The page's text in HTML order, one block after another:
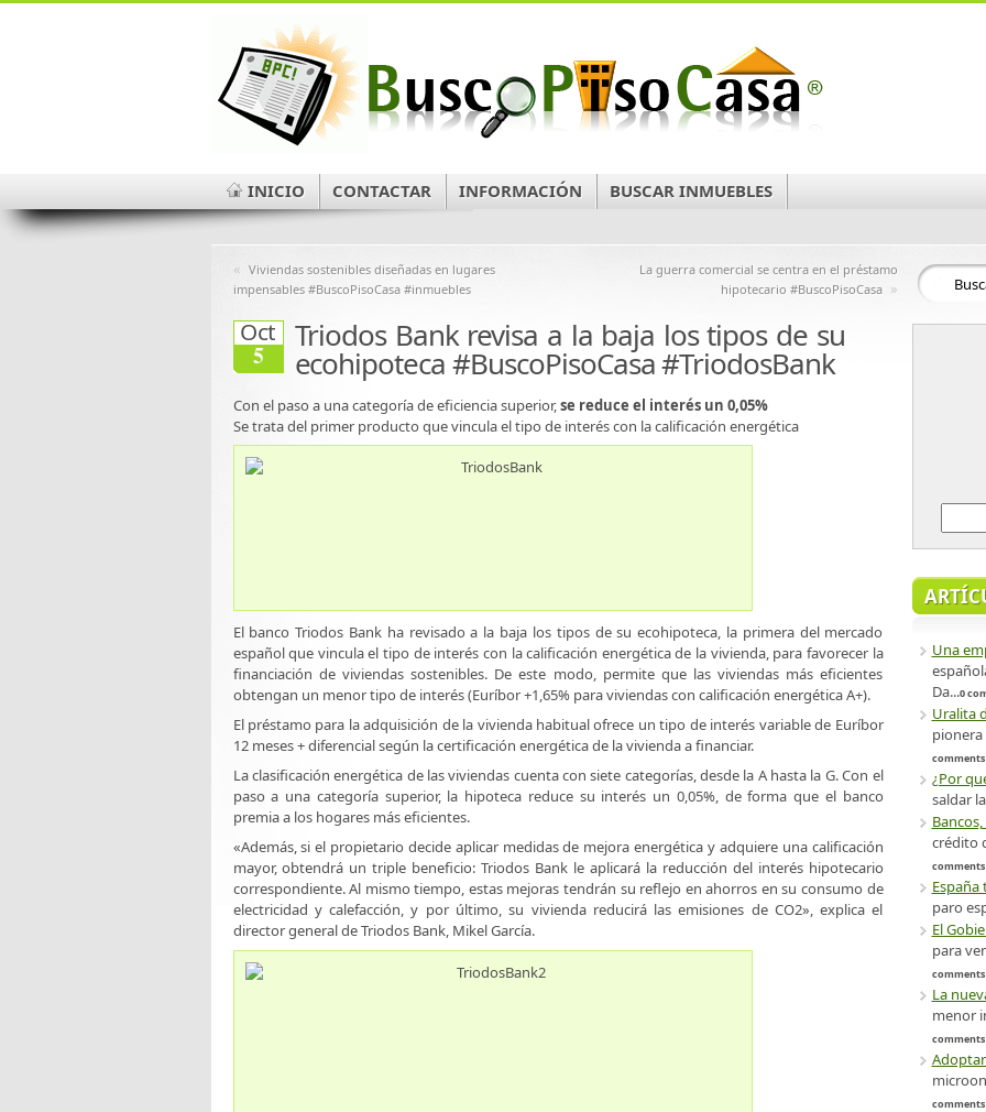
INICIO CONTACTAR INFORMACIÓN BUSCAR INMUEBLES
« Viviendas sostenibles diseñadas en lugares
impensables #BuscoPisoCasa #inmuebles
La guerra comercial se centra en el préstamo
hipotecario #BuscoPisoCasa »
Oct
5
Triodos Bank revisa a la baja los tipos de su
ecohipoteca #BuscoPisoCasa #TriodosBank
Con el paso a una categoría de eficiencia superior, se reduce el interés un 0,05%
Se trata del primer producto que vincula el tipo de interés con la calificación energética
El banco Triodos Bank ha revisado a la baja los tipos de su ecohipoteca, la primera del mercado
español que vincula el tipo de interés con la calificación energética de la vivienda, para favorecer la
financiación de viviendas sostenibles. De este modo, permite que las viviendas más eficientes
obtengan un menor tipo de interés (Euríbor +1,65% para viviendas con calificación energética A+).
El préstamo para la adquisición de la vivienda habitual ofrece un tipo de interés variable de Euríbor
12 meses + diferencial según la certificación energética de la vivienda a financiar.
La clasificación energética de las viviendas cuenta con siete categorías, desde la A hasta la G. Con el
paso a una categoría superior, la hipoteca reduce su interés un 0,05%, de forma que el banco
premia a los hogares más eficientes.
«Además, si el propietario decide aplicar medidas de mejora energética y adquiere una calificación
mayor, obtendrá un triple beneficio: Triodos Bank le aplicará la reducción del interés hipotecario
correspondiente. Al mismo tiempo, estas mejoras tendrán su reflejo en ahorros en su consumo de
electricidad y calefacción, y por último, su vivienda reducirá las emisiones de CO2», explica el
director general de Triodos Bank, Mikel García.
Una
Da...0
Uralita
pionera
comments
¿Por
saldar
crédito
comments
España
paro
El
para
comments
La
menor
comments
comments